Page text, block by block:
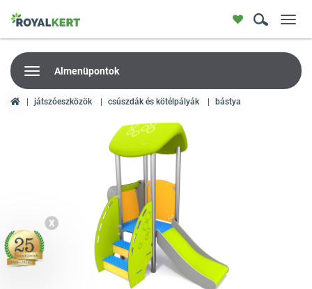
Almenüpontok
játszóeszközök csúszdák és kötélpályák bástya
X